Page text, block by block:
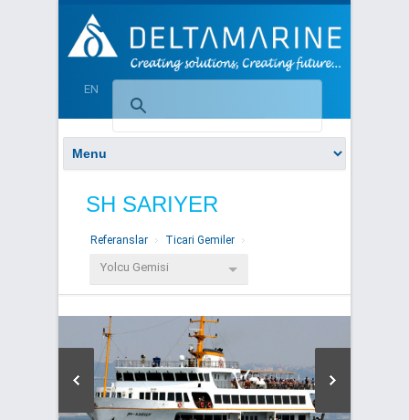
EN
SH SARIYER
Referanslar Ticari Gemiler
Yolcu Gemisi